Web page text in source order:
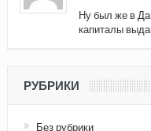
Ну был же в
капиталы
РУБРИКИ
Без рубрики